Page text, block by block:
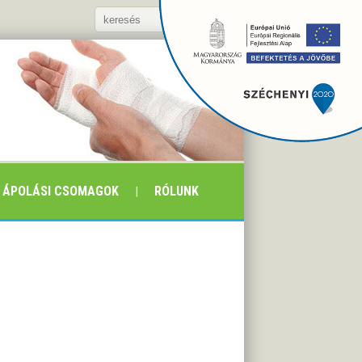
ÁPOLÁSI CSOMAGOK RÓLUNK